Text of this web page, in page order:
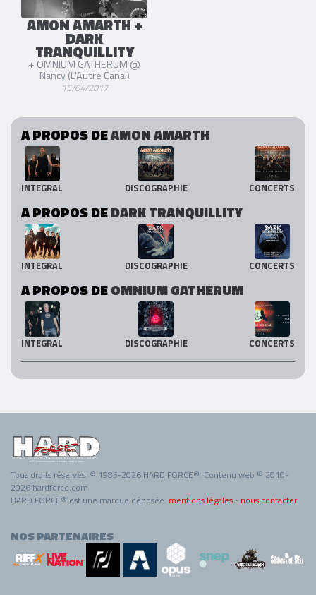
AMON AMARTH +
DARK
TRANQUILLITY
+ OMNIUM GATHERUM @
Nancy (L'Autre Canal)
15/04/2017
A PROPOS DEAMON AMARTH
INTEGRAL DISCOGRAPHIE CONCERTS
A PROPOS DEDARK TRANQUILLITY
INTEGRAL DISCOGRAPHIE CONCERTS
A PROPOS DEOMNIUM GATHERUM
INTEGRAL DISCOGRAPHIE CONCERTS
Tous droits réservés. © 1985-2026 HARD FORCE®. Contenu web © 2010-
2026 hardforce.com
HARD FORCE® est une marque déposée. mentions légales - nous contacter
NOS PARTENAIRES